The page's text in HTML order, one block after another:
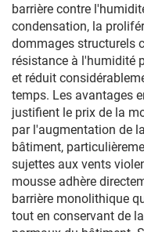
barrière contre
condensation, la
dommages structurels
résistance à l'humidité
et réduit
temps. Les avantages
justifient le prix de la
par l'augmentation de
bâtiment,
sujettes aux vents
mousse adhère
barrière monolithique
tout en conservant de